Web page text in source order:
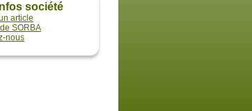
Infos société
article
SORBA
nous